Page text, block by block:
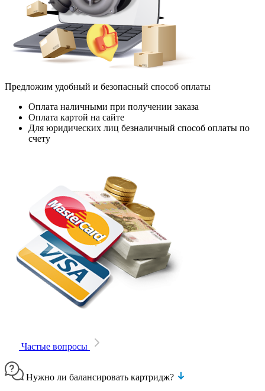
Предложим удобный и безопасный способ оплаты
Оплата наличными при получении заказа
Оплата картой на сайте
Для юридических лиц безналичный способ оплаты по
счету
Частые вопросы
Нужно ли балансировать картридж?